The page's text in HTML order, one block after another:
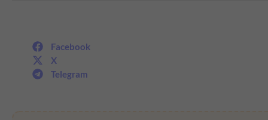
Facebook
X
Telegram